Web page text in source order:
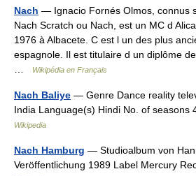
Nach — Ignacio Fornés Olmos, connus
Nach Scratch ou Nach, est un MC d
1976 à Albacete. C est l un des plus
espagnole. Il est titulaire d un diplôme
Wikipédia en Français
Nach Baliye — Genre Dance reality
India Language(s) Hindi No. of
Wikipedia
Nach Hamburg — Studioalbum von
Veröffentlichung 1989 Label Mercury